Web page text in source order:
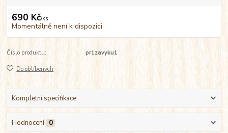
690 Kč/ks
Momentálně není k dispozici
Číslo produktu: pr1zavyku1
Do oblíbených
Kompletní specifikace
Hodnocení 0